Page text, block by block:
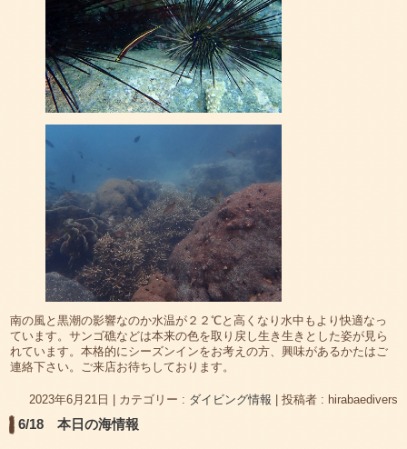
南の風と黒潮の影響なのか水温が２２℃と高くなり水中もより快適なっ
ています。サンゴ礁などは本来の色を取り戻し生き生きとした姿が見ら
れています。本格的にシーズンインをお考えの方、興味があるかたはご
連絡下さい。ご来店お待ちしております。
2023年6月21日 | カテゴリー : ダイビング情報 | 投稿者 : hirabaedivers
6/18 本日の海情報